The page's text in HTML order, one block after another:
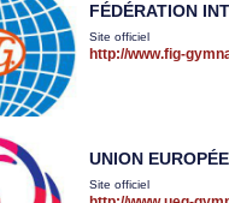
FÉDÉRATION
Site officiel
http://www.fig-
UNION
Site officiel